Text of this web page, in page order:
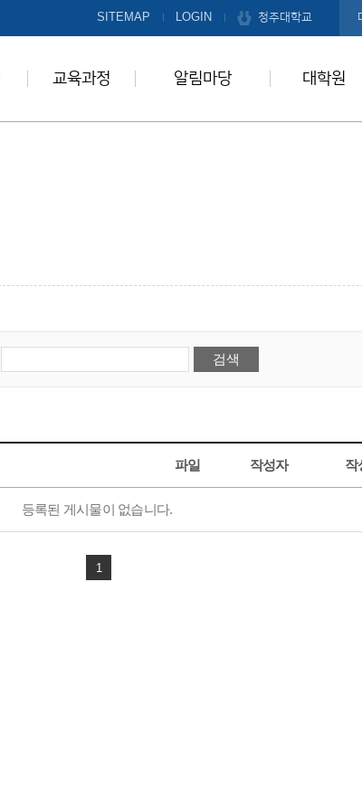
SITEMAP LOGIN 청주대학교
교육과정 알림마당 대학원
파일 작성자 작
등록된 게시물이 없습니다.
1